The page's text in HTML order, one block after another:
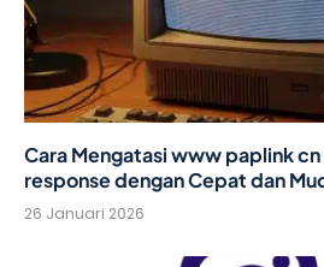
Cara Mengatasi www paplink cn
response dengan Cepat dan
26 Januari 2026